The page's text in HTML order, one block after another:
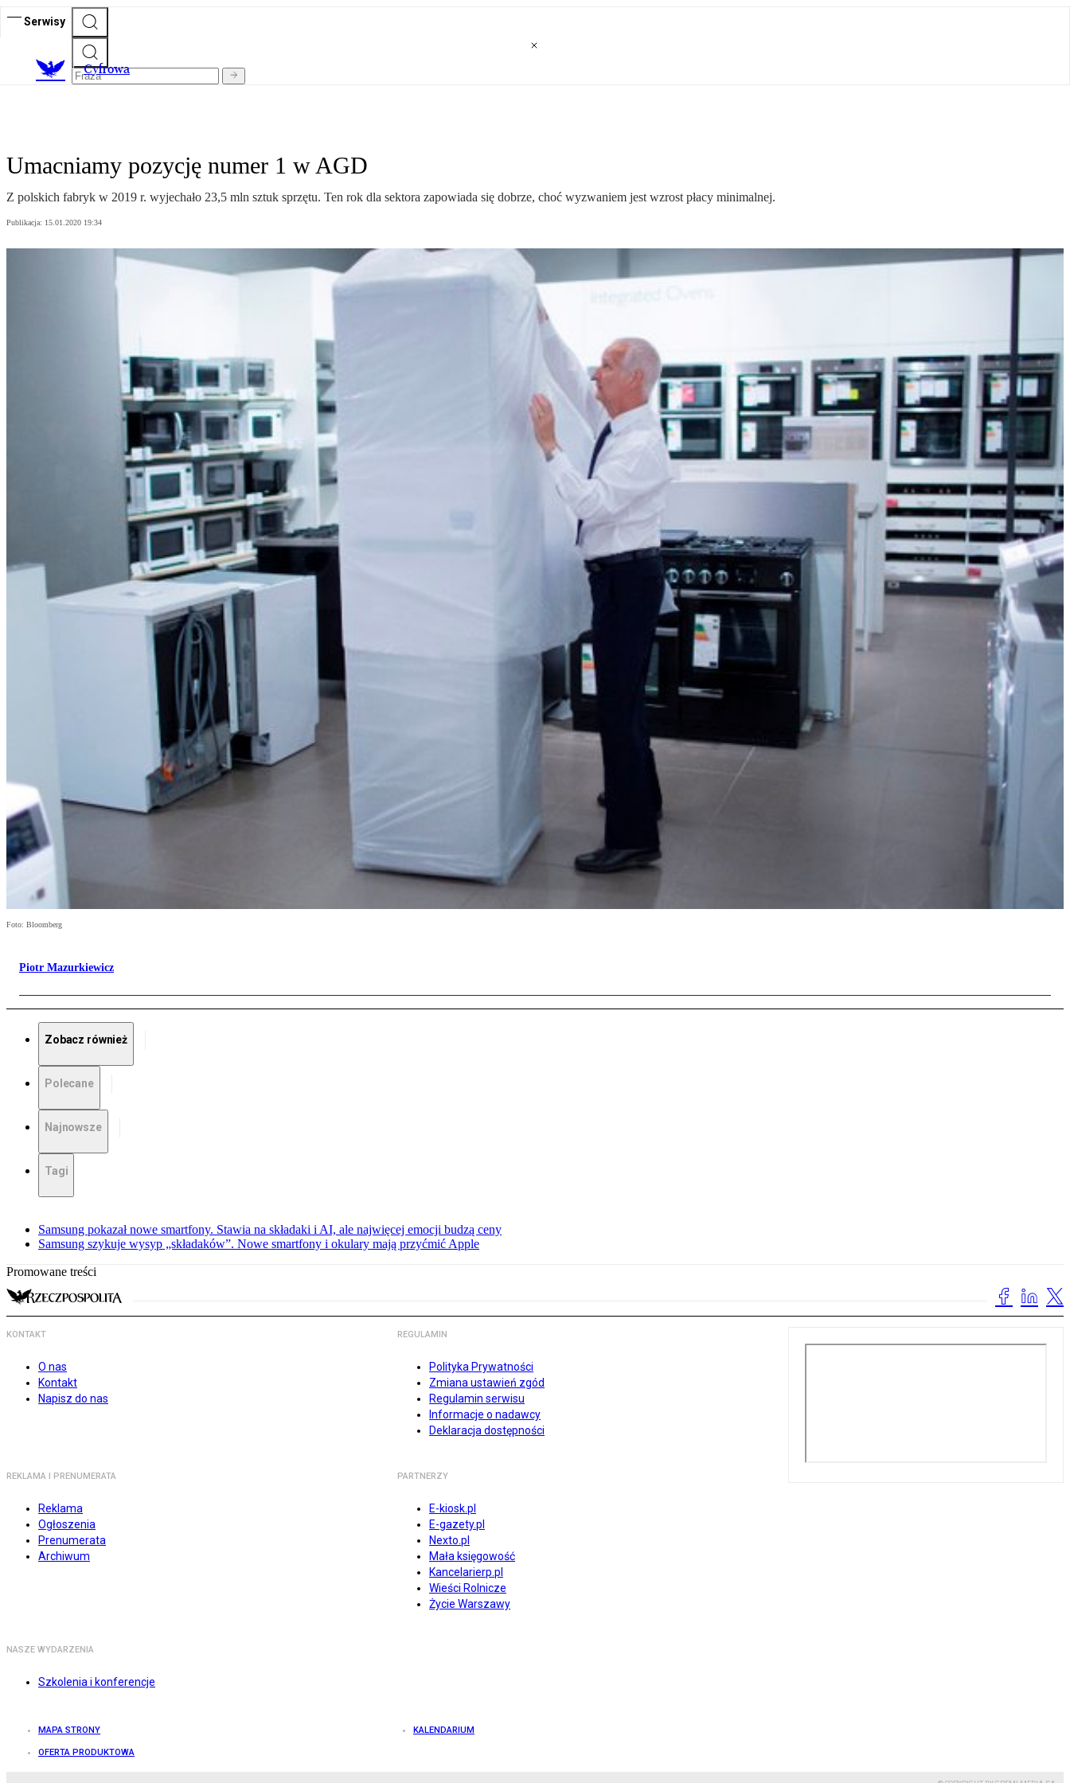
Serwisy
Cyfrowa
Umacniamy pozycję numer 1 w AGD
Z polskich fabryk w 2019 r. wyjechało 23,5 mln sztuk sprzętu. Ten rok dla sektora zapowiada się dobrze, choć wyzwaniem jest wzrost płacy minimalnej.
Publikacja: 15.01.2020 19:34
Foto: Bloomberg
Piotr Mazurkiewicz
Zobacz również
Polecane
Najnowsze
Tagi
Samsung pokazał nowe smartfony. Stawia na składaki i AI, ale najwięcej emocji budzą ceny
Samsung szykuje wysyp „składaków”. Nowe smartfony i okulary mają przyćmić Apple
Promowane treści
KONTAKT
O nas
Kontakt
Napisz do nas
REGULAMIN
Polityka Prywatności
Zmiana ustawień zgód
Regulamin serwisu
Informacje o nadawcy
Deklaracja dostępności
REKLAMA I PRENUMERATA
Reklama
Ogłoszenia
Prenumerata
Archiwum
PARTNERZY
E-kiosk.pl
E-gazety.pl
Nexto.pl
Mała księgowość
Kancelarierp.pl
Wieści Rolnicze
Życie Warszawy
NASZE WYDARZENIA
Szkolenia i konferencje
MAPA STRONY KALENDARIUM
OFERTA PRODUKTOWA